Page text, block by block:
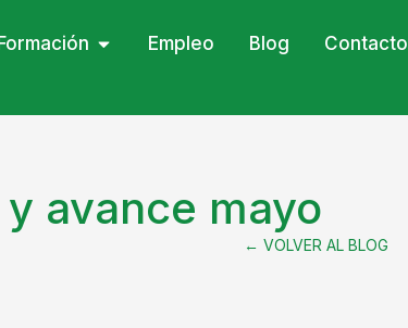
Formación Empleo Blog Contacto
avance mayo
← VOLVER AL BLOG